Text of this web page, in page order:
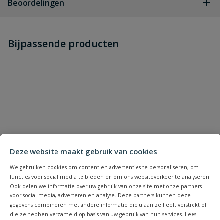
Deze website maakt gebruik van cookies
We gebruiken cookies om content en advertenties te personaliseren, om
functies voor social media te bieden en om ons websiteverkeer te analyseren.
Ook delen we informatie over uw gebruik van onze site met onze partners
voor social media, adverteren en analyse. Deze partners kunnen deze
gegevens combineren met andere informatie die u aan ze heeft verstrekt of
die ze hebben verzameld op basis van uw gebruik van hun services. Lees
dit product?
Beoordelingen
Schrijf zelf een beoordeling
Naam
Samenvatting
Bijpassende producten